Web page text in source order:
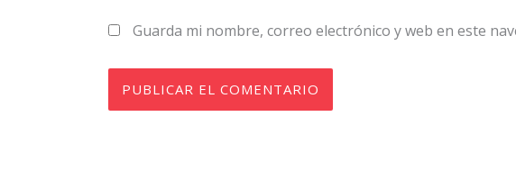
Guarda mi nombre, correo electrónico y web en este